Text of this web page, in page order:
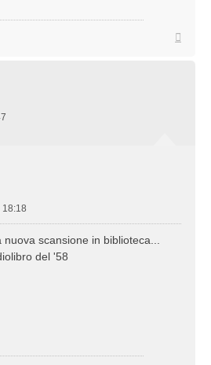
18:18
scansione in biblioteca...
del '58